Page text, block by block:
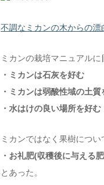
不調なミカンの木からの漂
ミカンの栽培マニュアル
・ミカンは石灰を好む
・ミカンは弱酸性域の土質
・水はけの良い場所を好む
ミカンではなく果樹につ
・お礼肥(収穫後に与える
とあった。